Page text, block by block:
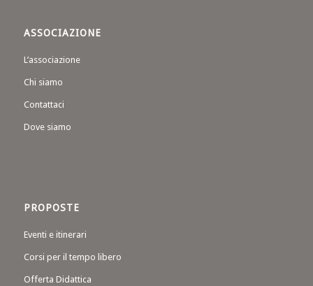
ASSOCIAZIONE
L’associazione
Chi siamo
Contattaci
Dove siamo
PROPOSTE
Eventi e itinerari
Corsi per il tempo libero
Offerta Didattica